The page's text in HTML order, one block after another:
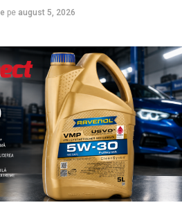
pe august 5, 2026